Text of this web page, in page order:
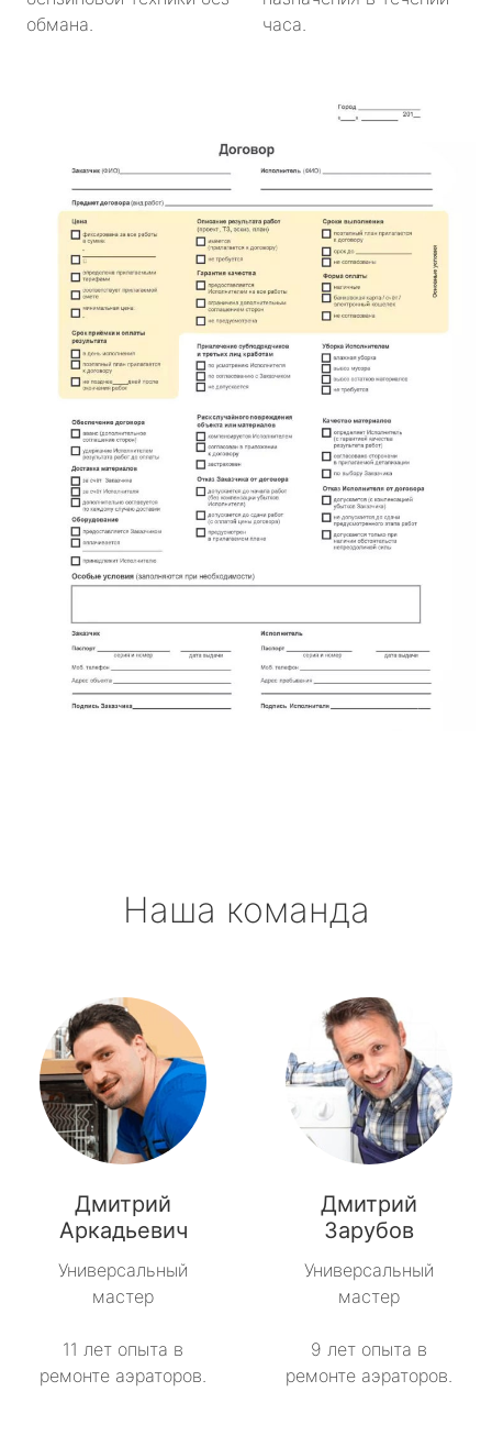
обмана.
часа.
Наша команда
Дмитрий
Аркадьевич
Универсальный
мастер
11 лет опыта в
ремонте аэраторов.
Дмитрий
Зарубов
Универсальный
мастер
9 лет опыта в
ремонте аэраторов.